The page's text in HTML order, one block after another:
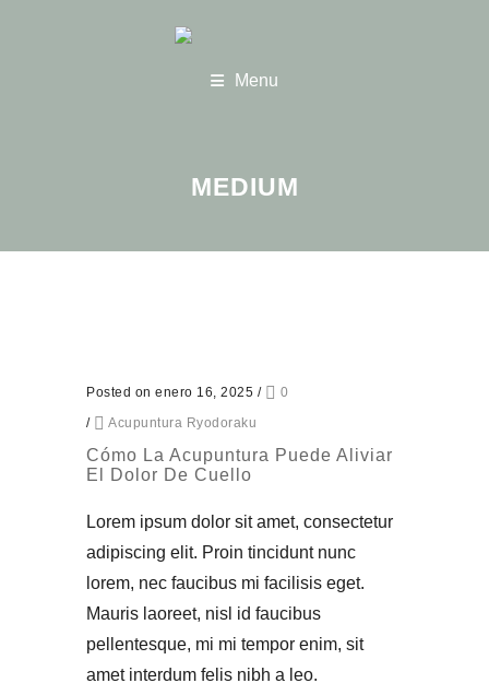
Menu
MEDIUM
Posted on enero 16, 2025 /
0
/
Acupuntura Ryodoraku
Cómo La Acupuntura Puede Aliviar
El Dolor De Cuello
Lorem ipsum dolor sit amet, consectetur
adipiscing elit. Proin tincidunt nunc
lorem, nec faucibus mi facilisis eget.
Mauris laoreet, nisl id faucibus
pellentesque, mi mi tempor enim, sit
amet interdum felis nibh a leo.